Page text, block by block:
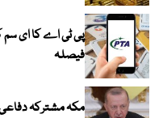
پی ٹی اے کا ای سم
فیصلہ
مکہ مشترکہ